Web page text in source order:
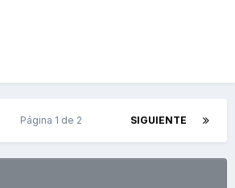
SIGUIENTE
Página 1 de 2